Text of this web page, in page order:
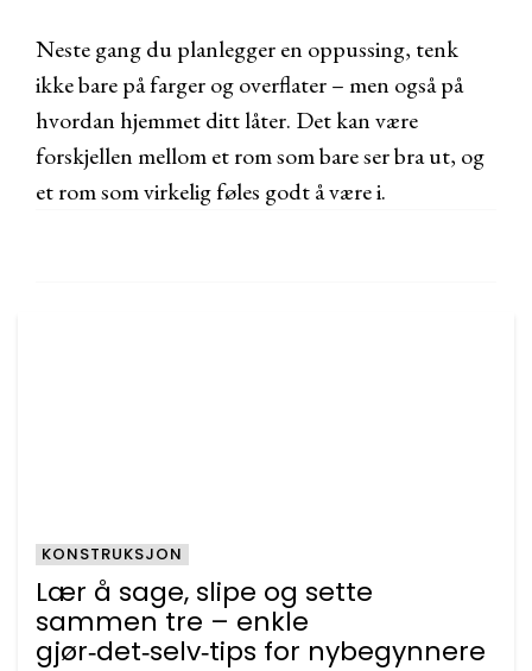
Neste gang du planlegger en oppussing, tenk
ikke bare på farger og overflater – men også på
hvordan hjemmet ditt låter. Det kan være
forskjellen mellom et rom som bare ser bra ut, og
et rom som virkelig føles godt å være i.
Lær å sage, slipe og sette
sammen tre – enkle
gjør‑det‑selv‑tips for nybegynnere
KONSTRUKSJON